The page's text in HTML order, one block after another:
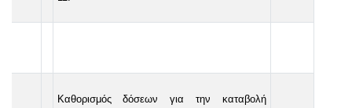
Καθορισμός δόσεων για την καταβολή